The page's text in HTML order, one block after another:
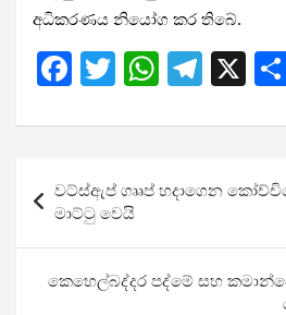
අධිකරණය නියෝග කර තිබේ.
F
ce
b
o
o
k
T
tt
er
W
at
A
p
p
T
e
a
m
X
navigation
වට්ස්ඇප් ගෘෘප් හදාගෙන
මාට්ටු වෙයි
කෙහෙල්බද්දර පද්මේ සහ